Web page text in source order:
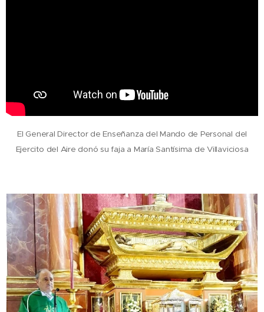
El General Director de Enseñanza del Mando de Personal del
Ejercito del Aire donó su faja a María Santísima de Villaviciosa